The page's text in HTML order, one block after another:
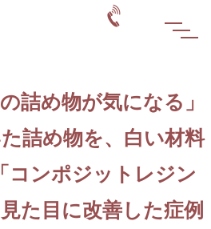
詰め物が気になる」
詰め物を、白い材料
コンポジットレジン
た目に改善した症例